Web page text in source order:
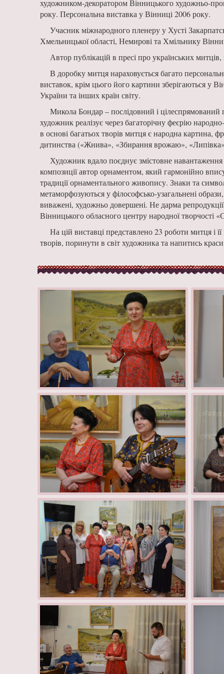
художником-декоратором Вінницького художньо-
року. Персональна виставка у Вінниці 2006 року.
Учасник міжнародного пленеру у Хусті
Хмельницької області, Немирові та Хмільнику
Автор публікацій в пресі про українських
В доробку митця нараховується багато
виставок, крім цього його картини зберігаються у
України та інших країн світу.
Микола Бондар – послідовний і цілеспрямований
художник реалізує через багаторічну феєрію
в основі багатьох творів митця є народна картина,
дитинства («Жнива», «Збирання врожаю»,
Художник вдало поєднує змістовне
композиції автор орнаментом, який гармонійно
традиції орнаментального живопису. Знаки та
метаморфозуються у філософсько-узагальнені
виважені, художньо довершені. Не дарма
Вінницького обласного центру народної творчості
На цій виставці представлено 23 роботи митця і
творів, поринути в світ художника та напитись